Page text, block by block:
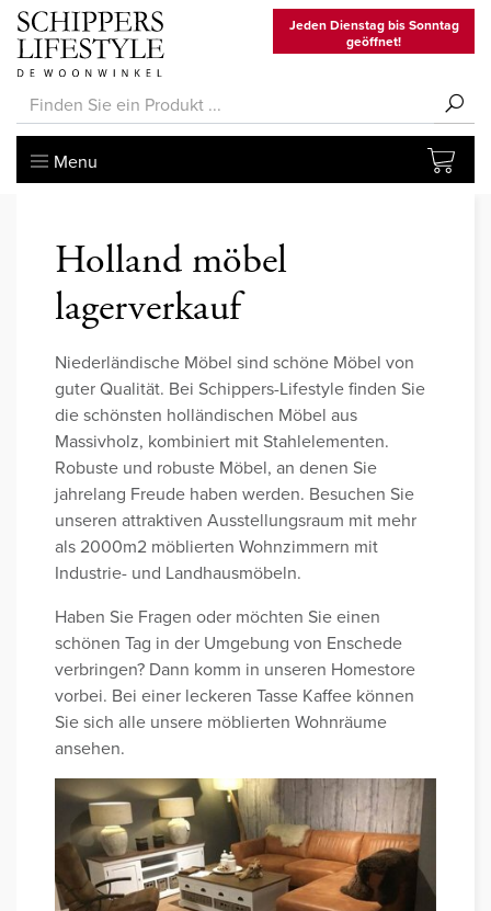
Jeden Dienstag bis Sonntag
geöffnet!
Menu
Holland möbel
lagerverkauf
Niederländische Möbel sind schöne Möbel von
guter Qualität. Bei Schippers-Lifestyle finden Sie
die schönsten holländischen Möbel aus
Massivholz, kombiniert mit Stahlelementen.
Robuste und robuste Möbel, an denen Sie
jahrelang Freude haben werden. Besuchen Sie
unseren attraktiven Ausstellungsraum mit mehr
als 2000m2 möblierten Wohnzimmern mit
Industrie- und Landhausmöbeln.
Haben Sie Fragen oder möchten Sie einen
schönen Tag in der Umgebung von Enschede
verbringen? Dann komm in unseren Homestore
vorbei. Bei einer leckeren Tasse Kaffee können
Sie sich alle unsere möblierten Wohnräume
ansehen.